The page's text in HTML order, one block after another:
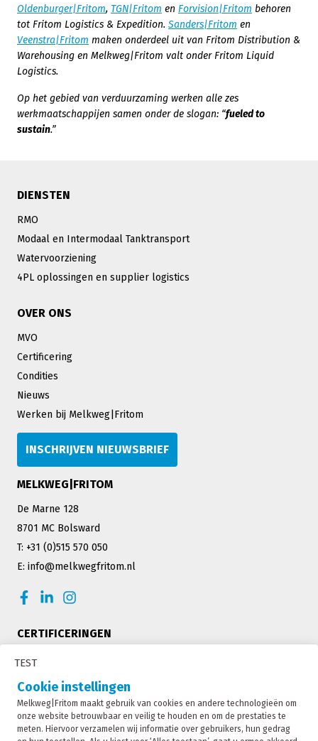
TEST
Cookie instellingen
Melkweg|Fritom maakt gebruik van cookies en andere technologieën om
onze website betrouwbaar en veilig te houden en om de prestaties te
meten. Hiervoor verzamelen wij informatie over gebruikers, hun gedrag
Oldenburger|Fritom, TGN|Fritom en Forvision|Fritom behoren
tot Fritom Logistics & Expedition. Sanders|Fritom en
Veenstra|Fritom maken onderdeel uit van Fritom Distribution &
Warehousing en Melkweg|Fritom valt onder Fritom Liquid
Logistics.
Op het gebied van verduurzaming werken alle zes
werkmaatschappijen samen onder de slogan: “fueled to
sustain.”
DIENSTEN
RMO
Modaal en Intermodaal Tanktransport
Watervoorziening
4PL oplossingen en supplier logistics
OVER ONS
MVO
Certificering
Condities
Nieuws
Werken bij Melkweg|Fritom
INSCHRIJVEN NIEUWSBRIEF
MELKWEG|FRITOM
De Marne 128
8701 MC Bolsward
T: +31 (0)515 570 050
E: info@melkwegfritom.nl
CERTIFICERINGEN